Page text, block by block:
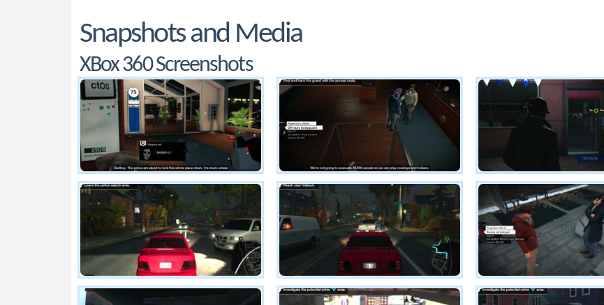
Snapshots and Media
XBox 360 Screenshots